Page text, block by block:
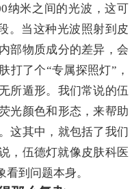
纳米之间的光波，这可
。当这种光波照射到皮
部物质成分的差异，会
打了个“专属探照灯”，
所遁形。我们常说的伍
光颜色和形态，来帮助
这其中，就包括了我们
，伍德灯就像皮肤科医
到问题本身。